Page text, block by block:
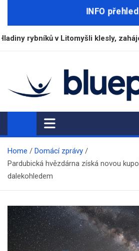
INFO přehled
Litomyšli klesly, zahájení
BluePress.cz
Seriózní průvodce moderním životem
Home
Domácí zprávy
Pardubická hvězdárna získá novou
dalekohledem